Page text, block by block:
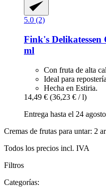
5.0 (2)
Fink's Delikatessen
ml
Con fruta de alta
Ideal para
Hecha en Estiria.
14,49 € (36,23 € / l)
Entrega hasta el 24 agosto
Cremas de frutas para untar: 2
Todos los precios incl. IVA
Filtros
Categorías: